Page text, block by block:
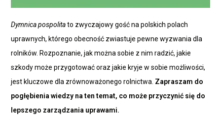
Dymnica pospolitato zwyczajowy gość na polskich polach
uprawnych, którego obecność zwiastuje pewne wyzwania dla
rolników. Rozpoznanie, jak można sobie z nim radzić, jakie
szkody może przygotować oraz jakie kryje w sobie możliwości,
jest kluczowe dla zrównoważonego rolnictwa. Zapraszam do
pogłębienia wiedzy na ten temat, co może przyczynić się do
lepszego zarządzania uprawami.